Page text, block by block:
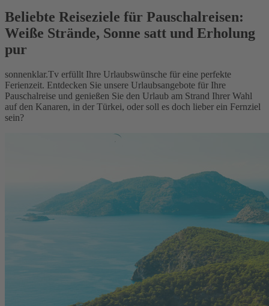
Beliebte Reiseziele für Pauschalreisen:
Weiße Strände, Sonne satt und Erholung
pur
sonnenklar.Tv erfüllt Ihre Urlaubswünsche für eine perfekte
Ferienzeit. Entdecken Sie unsere Urlaubsangebote für Ihre
Pauschalreise und genießen Sie den Urlaub am Strand Ihrer Wahl
auf den Kanaren, in der Türkei, oder soll es doch lieber ein Fernziel
sein?